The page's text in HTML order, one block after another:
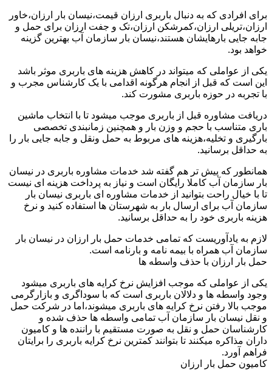
برای افرادی که به دنبال باربری ارزان قیمت،نیسان بار ارزان،خاور
ارزان،تریلی ارزان،کمرشکن ارزان،تک و جفت ارزان برای حمل و
جابه جایی بارهایشان هستند،نیسان بار سازمان آب بهترین گزینه
خواهد بود.
یکی از عواملی که میتواند در کاهش هزینه های باربری موثر باشد
این است که قبل از انجام هرگونه اقدامی با یک کارشناس مجرب و
با تجربه در حوزه باربری مشورت کند.
دریافت مشاوره قبل از باربری موجب میشود تا با انتخاب ماشین
باری متناسب با حجم و وزن بار و همچنین زمانبندی تخصصی
بارگیری و تخلیه،هزینه های مربوط به حمل ونقل و جابه جایی بار را
به حداقل برسانید.
همانطور که پیش تر هم گفته شد خدمات مشاوره باربری در نیسان
بار سازمان آب کاملا رایگان است و نیاز به پرداخت هزینه ای نیست
تا با خیال راحت بتوانید از خدمات مشاوره ای باربری نیسان بار
سازمان آب برای ارسال بار به شهرستان ها استفاده کنید و نرخ
هزینه باربری خود را به حداقل برسانید.
لازم به یادآوریست که تمامی خدمات حمل بار ارزان در نیسان بار
سازمان آب همراه با بیمه نامه و بارنامه است.
حمل بار ارزان با حذف واسطه ها
یکی از عواملی که موجب افزایش نرخ کرایه های باربری میشود
وجود واسطه ها و دلالان باربری است که با سوداگری و بازارگرمی
موجب بالا رفتن نرخ کرایه های باربری میشوند،اما در شرکت حمل
و نقل نیسان بار سازمان آب تمامی واسطه ها حذف شده و
کارشناسان حمل و نقل به صورت مستقیم با راننده ها و کامیون
داران مذاکره میکنند تا بتوانند کمترین نرخ کرایه باربری را برایتان
فراهم آورد.
کامیون حمل بار ارزان